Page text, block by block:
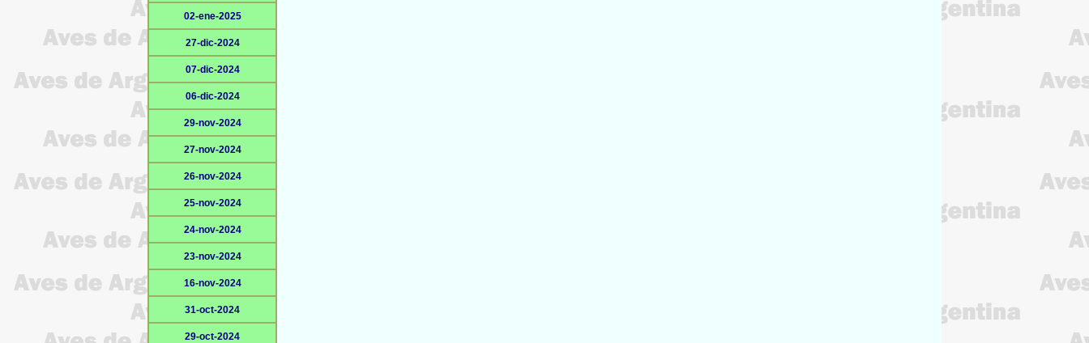
02-ene-2025
27-dic-2024
07-dic-2024
06-dic-2024
29-nov-2024
27-nov-2024
26-nov-2024
25-nov-2024
24-nov-2024
23-nov-2024
16-nov-2024
31-oct-2024
29-oct-2024